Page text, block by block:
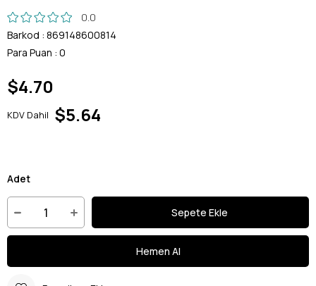
0.0
Barkod : 869148600814
Para Puan : 0
$4.70
KDV Dahil $5.64
Adet